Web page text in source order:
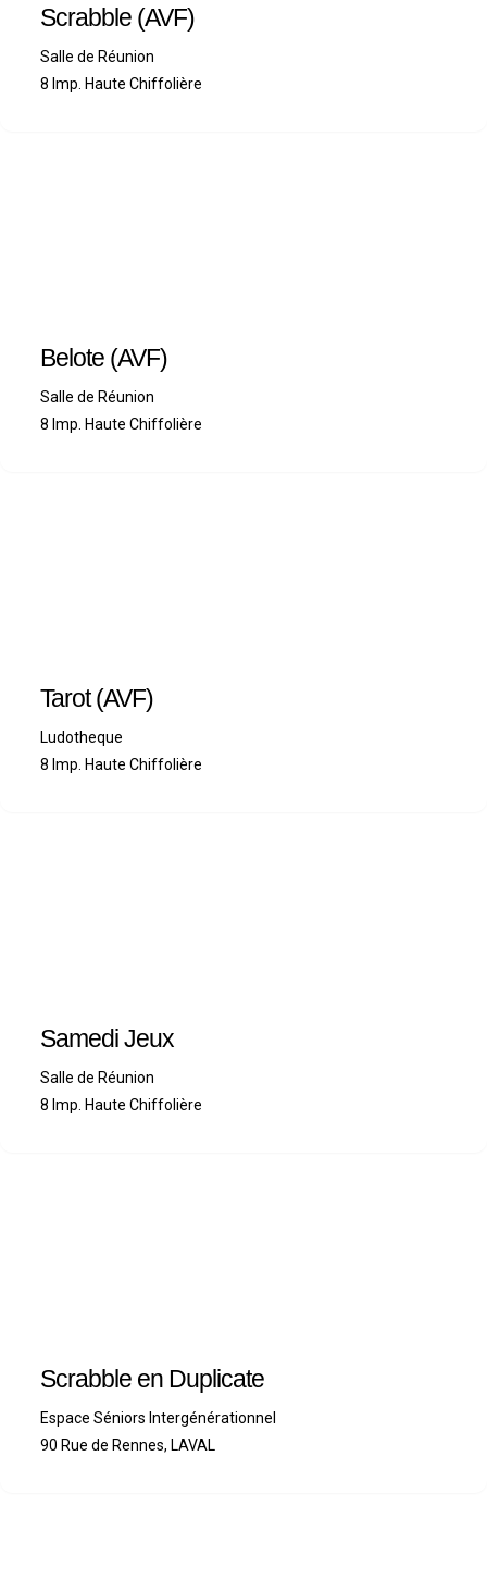
Scrabble (AVF)
Salle de Réunion
8 Imp. Haute Chiffolière
Belote (AVF)
Salle de Réunion
8 Imp. Haute Chiffolière
Tarot (AVF)
Ludotheque
8 Imp. Haute Chiffolière
Samedi Jeux
Salle de Réunion
8 Imp. Haute Chiffolière
Scrabble en Duplicate
Espace Séniors Intergénérationnel
90 Rue de Rennes, LAVAL